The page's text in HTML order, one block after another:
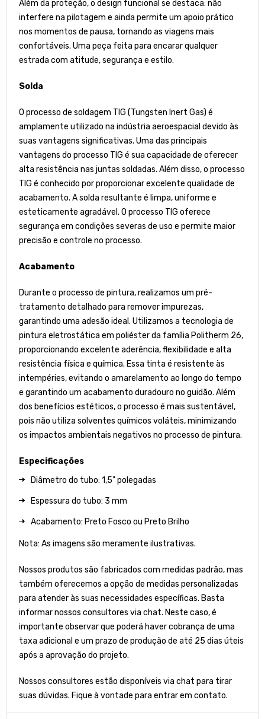
Além da proteção, o design funcional se destaca: não
interfere na pilotagem e ainda permite um apoio prático
nos momentos de pausa, tornando as viagens mais
confortáveis. Uma peça feita para encarar qualquer
estrada com atitude, segurança e estilo.
Solda
O processo de soldagem TIG (Tungsten Inert Gas) é
amplamente utilizado na indústria aeroespacial devido às
suas vantagens significativas. Uma das principais
vantagens do processo TIG é sua capacidade de oferecer
alta resistência nas juntas soldadas. Além disso, o processo
TIG é conhecido por proporcionar excelente qualidade de
acabamento. A solda resultante é limpa, uniforme e
esteticamente agradável. O processo TIG oferece
segurança em condições severas de uso e permite maior
precisão e controle no processo.
Acabamento
Durante o processo de pintura, realizamos um pré-
tratamento detalhado para remover impurezas,
garantindo uma adesão ideal. Utilizamos a tecnologia de
pintura eletrostática em poliéster da família Politherm 26,
proporcionando excelente aderência, flexibilidade e alta
resistência física e química. Essa tinta é resistente às
intempéries, evitando o amarelamento ao longo do tempo
e garantindo um acabamento duradouro no guidão. Além
dos benefícios estéticos, o processo é mais sustentável,
pois não utiliza solventes químicos voláteis, minimizando
os impactos ambientais negativos no processo de pintura.
Especificações
Diâmetro do tubo: 1,5" polegadas
Espessura do tubo: 3 mm
Acabamento: Preto Fosco ou Preto Brilho
Nota: As imagens são meramente ilustrativas.
Nossos produtos são fabricados com medidas padrão, mas
também oferecemos a opção de medidas personalizadas
para atender às suas necessidades específicas. Basta
informar nossos consultores via chat. Neste caso, é
importante observar que poderá haver cobrança de uma
taxa adicional e um prazo de produção de até 25 dias úteis
após a aprovação do projeto.
Nossos consultores estão disponíveis via chat para tirar
suas dúvidas. Fique à vontade para entrar em contato.